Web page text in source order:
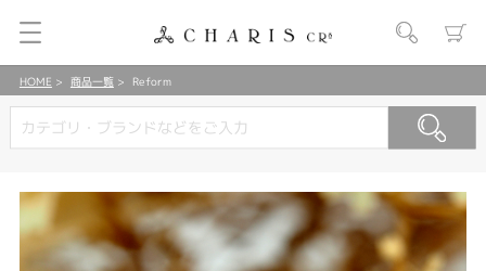
HOME 商品一覧 Reform